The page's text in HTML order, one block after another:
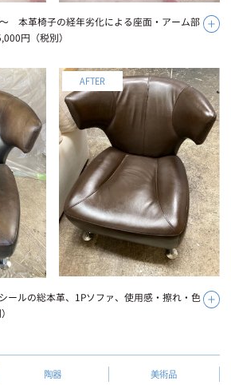
本革椅子の経年劣化による座面・アーム部
円（税別）
ールの総本革、1Pソファ、使用感・擦れ・色
陶器 美術品